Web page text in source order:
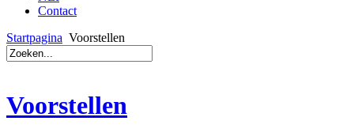
Contact
Startpagina Voorstellen
Voorstellen